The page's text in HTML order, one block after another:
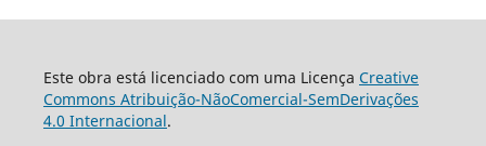
Este obra está licenciado com uma Licença Creative
Commons Atribuição-NãoComercial-SemDerivações
4.0 Internacional.